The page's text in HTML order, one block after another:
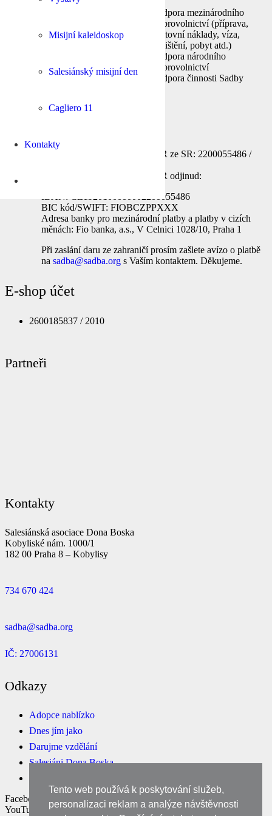
Tento web používá k poskytování služeb,
personalizaci reklam a analýze návštěvnosti
Misijní kaleidoskop
Salesiánský misijní den
Cagliero 11
Kontakty
rozvojové
činnosti Sadby
podpora mezinárodního
dobrovolnictví (příprava,
cestovní náklady, víza,
pojištění, pobyt atd.)
podpora národního
dobrovolnictví
podpora činnosti Sadby
Bankovní spojení pro platby v EUR ze SR: 2200055486 /
Bankovní spojení pro platby v EUR odjinud:
IBAN: CZ1920100000002200055486
BIC kód/SWIFT: FIOBCZPPXXX
Adresa banky pro mezinárodní platby a platby v cizích
měnách: Fio banka, a.s., V Celnici 1028/10, Praha 1
Při zaslání daru ze zahraničí prosím zašlete avízo o platbě
na sadba@sadba.org s Vaším kontaktem. Děkujeme.
E-shop účet
2600185837 / 2010
Partneři
Kontakty
Salesiánská asociace Dona Boska
Kobyliské nám. 1000/1
182 00 Praha 8 – Kobylisy
734 670 424
sadba@sadba.org
IČ: 27006131
Odkazy
Adopce nablízko
Dnes jím jako
Darujme vzdělání
Salesiáni Dona Boska
Facebook
YouTube